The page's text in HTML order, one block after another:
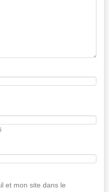
et mon site dans le